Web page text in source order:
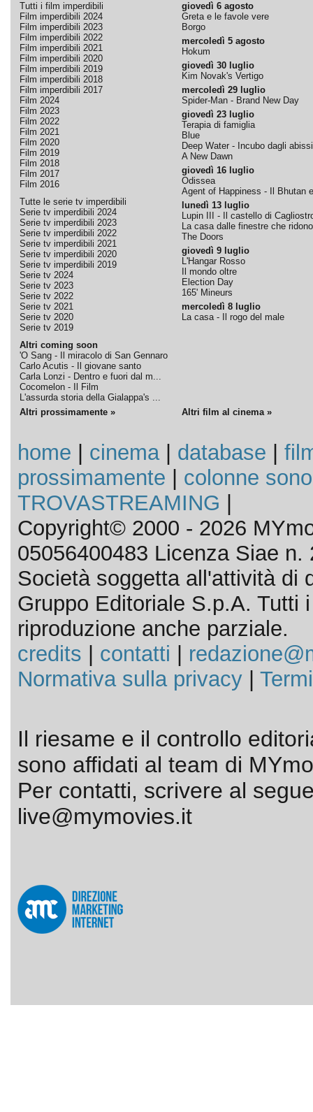
Tutti i film imperdibili
Film imperdibili 2024
Film imperdibili 2023
Film imperdibili 2022
Film imperdibili 2021
Film imperdibili 2020
Film imperdibili 2019
Film imperdibili 2018
Film imperdibili 2017
Film 2024
Film 2023
Film 2022
Film 2021
Film 2020
Film 2019
Film 2018
Film 2017
Film 2016
Tutte le serie tv imperdibili
Serie tv imperdibili 2024
Serie tv imperdibili 2023
Serie tv imperdibili 2022
Serie tv imperdibili 2021
Serie tv imperdibili 2020
Serie tv imperdibili 2019
Serie tv 2024
Serie tv 2023
Serie tv 2022
Serie tv 2021
Serie tv 2020
Serie tv 2019
Altri coming soon
'O Sang - Il miracolo di San Gennaro
Carlo Acutis - Il giovane santo
Carla Lonzi - Dentro e fuori dal m...
Cocomelon - Il Film
L'assurda storia della Gialappa's ...
giovedì 6 agosto
Greta e le favole vere
Borgo
mercoledì 5 agosto
Hokum
giovedì 30 luglio
Kim Novak's Vertigo
mercoledì 29 luglio
Spider-Man - Brand New Day
giovedì 23 luglio
Terapia di famiglia
Blue
Deep Water - Incubo dagli abissi
A New Dawn
giovedì 16 luglio
Odissea
Agent of Happiness - Il Bhutan
lunedì 13 luglio
Lupin III - Il castello di
La casa dalle finestre che ridono
The Doors
giovedì 9 luglio
L'Hangar Rosso
Il mondo oltre
Election Day
165' Mineurs
mercoledì 8 luglio
La casa - Il rogo del male
Altri prossimamente » Altri film al cinema »
home cinema| database
prossimamente
colonne
TROVASTREAMING
Copyright© 2000 - 2026
05056400483 Licenza Siae n.
Società soggetta all'attività di
Gruppo Editoriale S.p.A. Tutti
riproduzione anche parziale.
credits
contatti
Normativa sulla privacy|
Il riesame e il controllo
sono affidati al team di
Per contatti, scrivere al
live@mymovies.it